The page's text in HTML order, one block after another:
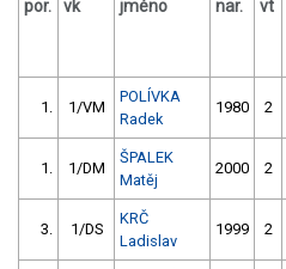
por. vk jméno nar. vt
1. 1/VM
POLÍVKA
Radek
1980 2
1. 1/DM
ŠPALEK
Matěj
2000 2
3. 1/DS
KRČ
Ladislav
1999 2